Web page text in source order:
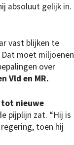
absoluut gelijk in.
vast blijken te
moet miljoenen
over
Vld en MR.
nieuwe
pijplijn zat. “Hij is
toen hij